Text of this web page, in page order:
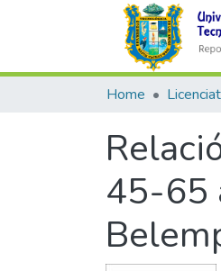
Home
45-65